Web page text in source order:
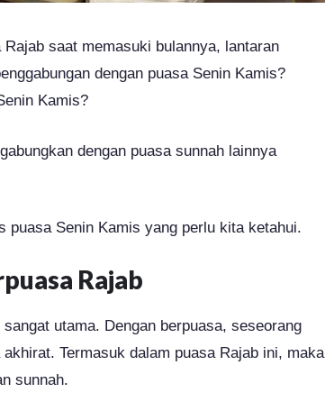
saat memasuki bulannya, lantaran
dengan puasa Senin Kamis?
Kamis?
dengan puasa sunnah lainnya
puasa Senin Kamis yang perlu kita ketahui.
Rajab
utama. Dengan berpuasa, seseorang
Termasuk dalam puasa Rajab ini, maka
sunnah.